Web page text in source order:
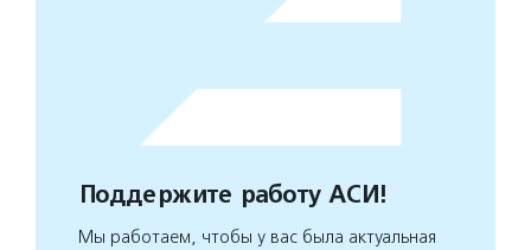
Поддержите работу АСИ!
Мы работаем, чтобы у вас была актуальная